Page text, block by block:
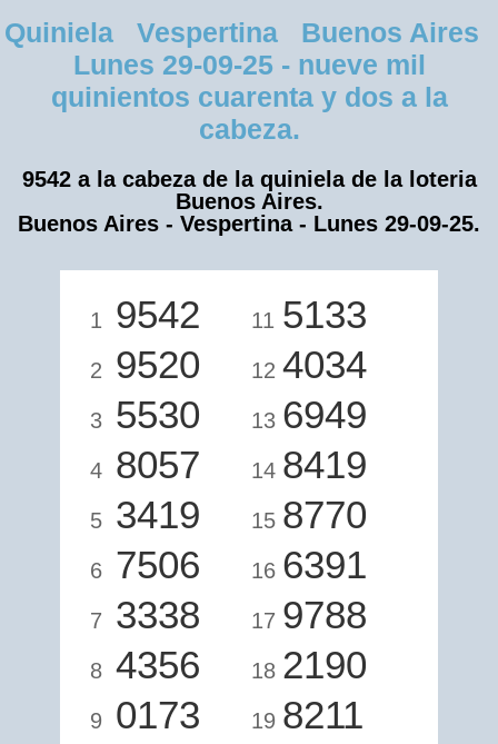
Quiniela Vespertina Buenos Aires
Lunes 29-09-25 - nueve mil
quinientos cuarenta y dos a la
cabeza.
9542 a la cabeza de la quiniela de la loteria
Buenos Aires.
Buenos Aires - Vespertina - Lunes 29-09-25.
1 9542
2 9520
3 5530
4 8057
5 3419
6 7506
7 3338
8 4356
9 0173
11 5133
12 4034
13 6949
14 8419
15 8770
16 6391
17 9788
18 2190
19 8211